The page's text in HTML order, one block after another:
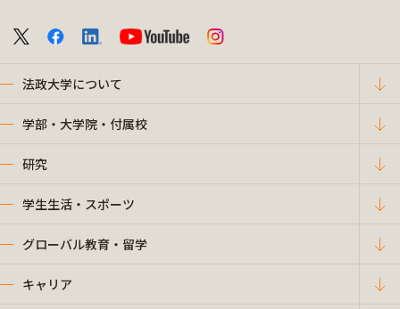
法政大学について
学部・大学院・付属校
研究
学生生活・スポーツ
グローバル教育・留学
キャリア